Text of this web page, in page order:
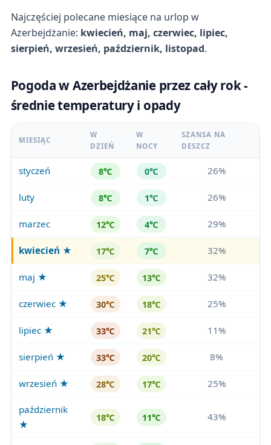
Najczęściej polecane miesiące na urlop w
Azerbejdżanie: kwiecień, maj, czerwiec, lipiec,
sierpień, wrzesień, październik, listopad.
Pogoda w Azerbejdżanie przez cały rok -
średnie temperatury i opady
MIESIĄC
W
DZIEŃ
W
NOCY
SZANSA NA
DESZCZ
styczeń 8℃ 0℃ 26%
luty 8℃ 1℃ 26%
marzec 12℃ 4℃ 29%
kwiecień ★ 17℃ 7℃ 32%
maj ★ 25℃ 13℃ 32%
czerwiec ★ 30℃ 18℃ 25%
lipiec ★ 33℃ 21℃ 11%
sierpień ★ 33℃ 20℃ 8%
wrzesień ★ 28℃ 17℃ 25%
październik
★
18℃ 11℃ 43%